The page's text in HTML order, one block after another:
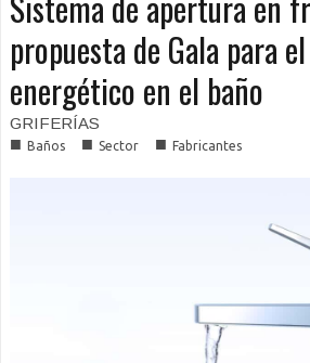
propuesta de Gala para
energético en el baño
GRIFERÍAS
■ Baños ■ Sector ■ Fabricantes